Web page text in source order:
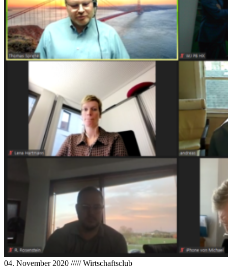
04. November 2020 /////Wirtschaftsclub